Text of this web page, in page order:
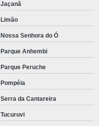
Jaçanã
Limão
Nossa Senhora do Ó
Parque Anhembi
Parque Peruche
Pompéia
Serra da Cantareira
Tucuruvi